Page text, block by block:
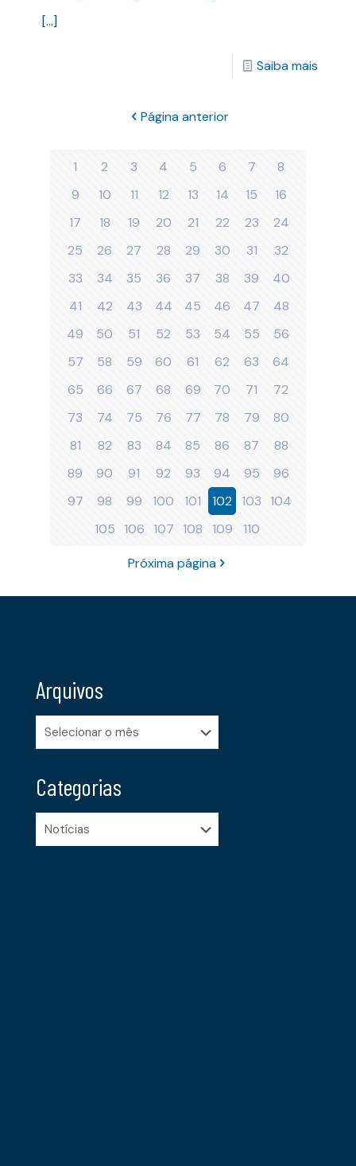
[…]
Saiba mais
Página anterior
1 2 3 4 5 6 7
8
9
10 11 12 13 14 15
16
17
18 19 20 21 22 23
24
25
26 27 28 29 30 31
32
33
34 35 36 37 38 39
40
41
42 43 44 45 46 47
48
49
50 51 52 53 54 55
56
57
58 59 60 61 62 63
64
65
66 67 68 69 70 71
72
73
74 75 76 77 78 79
80
81
82 83 84 85 86 87
88
89
90 91 92 93 94 95
96
97
98 99 100 101 102 103 104
105
106 107 108 109 110
Próxima página
Arquivos
Arquivos
Categorias
Categorias